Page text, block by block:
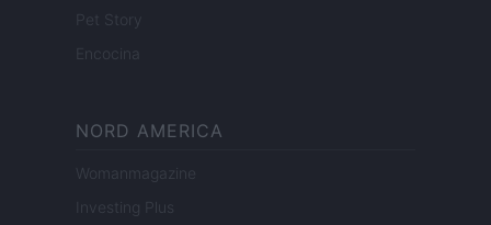
Pet Story
Encocina
NORD AMERICA
Womanmagazine
Investing Plus